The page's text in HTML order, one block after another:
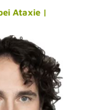
Ataxie |